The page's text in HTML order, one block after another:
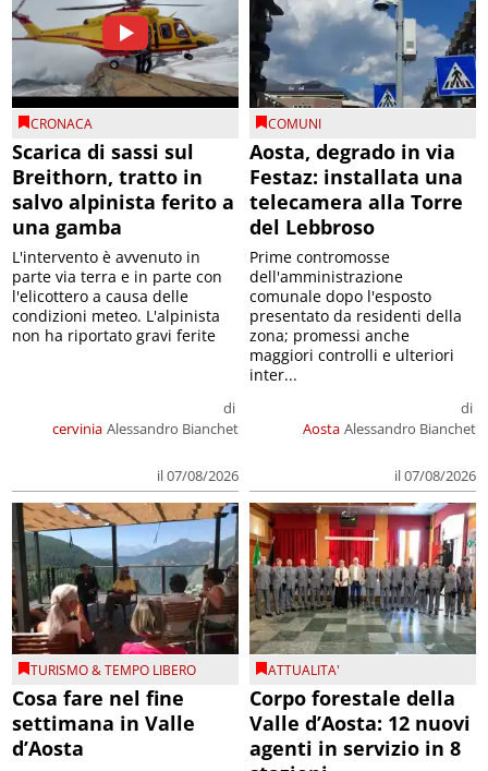
CRONACA
Scarica di sassi sul
Breithorn, tratto in
salvo alpinista ferito a
una gamba
cervinia
di
Alessandro Bianchet
il 07/08/2026
L'intervento è avvenuto in
parte via terra e in parte con
l'elicottero a causa delle
condizioni meteo. L'alpinista
non ha riportato gravi ferite
COMUNI
Aosta, degrado in via
Festaz: installata una
telecamera alla Torre
del Lebbroso
Aosta
di
Alessandro Bianchet
il 07/08/2026
Prime contromosse
dell'amministrazione
comunale dopo l'esposto
presentato da residenti della
zona; promessi anche
maggiori controlli e ulteriori
inter...
TURISMO & TEMPO LIBERO
Cosa fare nel fine
settimana in Valle
d’Aosta
ATTUALITA'
Corpo forestale della
Valle d’Aosta: 12 nuovi
agenti in servizio in 8